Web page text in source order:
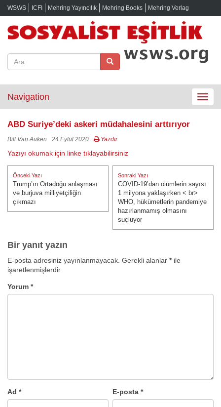
WSWS ICFI Mehring Yayıncılık Mehring Books Mehring Verlag
Toggle
Navigation
ABD Suriye’deki askeri müdahalesini arttırıyor
Bill Van Auken 24 Eylül 2020 Yazdır
Yazıyı okumak için linke tıklayabilirsiniz
Yazı
gezinmesi
Önceki Yazı
Önceki Yazı:
Trump’ın Ortadoğu anlaşması
ve burjuva milliyetçiliğin
çıkmazı
Sonraki Yazı
Sonraki Yazı:
COVID-19’dan ölümlerin sayısı
1 milyona yaklaşırken < br>
WHO, hükümetlerin pandemiye
hazırlanmamış olmasını
suçluyor
Bir yanıt yazın
E-posta adresiniz yayınlanmayacak. Gerekli alanlar *ile
işaretlenmişlerdir
Yorum *
Ad * E-posta*